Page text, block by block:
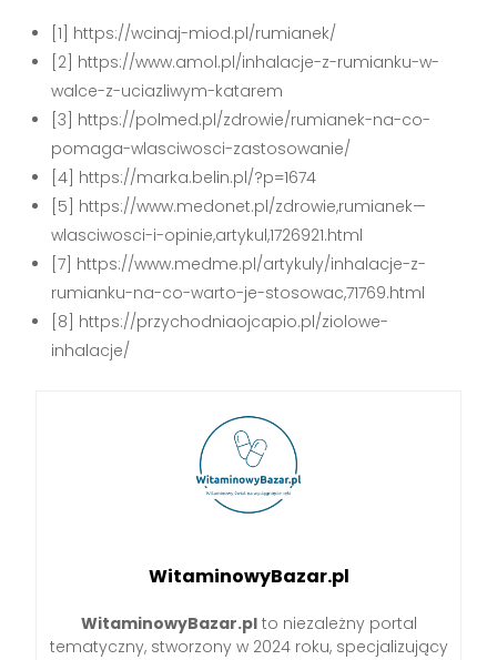
[1] https://wcinaj-miod.pl/rumianek/
[2] https://www.amol.pl/inhalacje-z-rumianku-w-
walce-z-uciazliwym-katarem
[3] https://polmed.pl/zdrowie/rumianek-na-co-
pomaga-wlasciwosci-zastosowanie/
[4] https://marka.belin.pl/?p=1674
[5] https://www.medonet.pl/zdrowie,rumianek—
wlasciwosci-i-opinie,artykul,1726921.html
[7] https://www.medme.pl/artykuly/inhalacje-z-
rumianku-na-co-warto-je-stosowac,71769.html
[8] https://przychodniaojcapio.pl/ziolowe-
inhalacje/
WitaminowyBazar.pl
WitaminowyBazar.plto niezależny portal
tematyczny, stworzony w 2024 roku, specjalizujący